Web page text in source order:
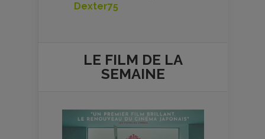
Dexter75
LE FILM DE LA
SEMAINE